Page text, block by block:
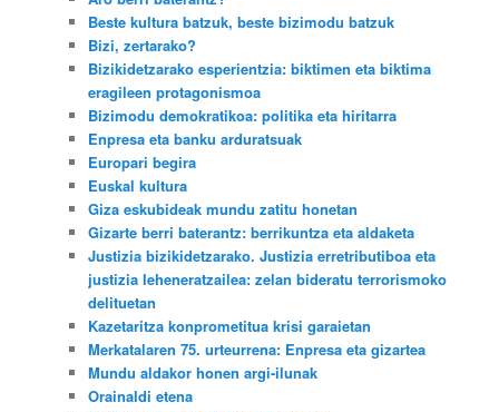
Beste kultura batzuk, beste bizimodu batzuk
Bizi, zertarako?
Bizikidetzarako esperientzia: biktimen eta biktima
eragileen protagonismoa
Bizimodu demokratikoa: politika eta hiritarra
Enpresa eta banku arduratsuak
Europari begira
Euskal kultura
Giza eskubideak mundu zatitu honetan
Gizarte berri baterantz: berrikuntza eta aldaketa
Justizia bizikidetzarako. Justizia erretributiboa eta
justizia leheneratzailea: zelan bideratu terrorismoko
delituetan
Kazetaritza konprometitua krisi garaietan
Merkatalaren 75. urteurrena: Enpresa eta gizartea
Mundu aldakor honen argi-ilunak
Orainaldi etena